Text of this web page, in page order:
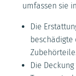
umfassen sie
Die
beschädigte
Die